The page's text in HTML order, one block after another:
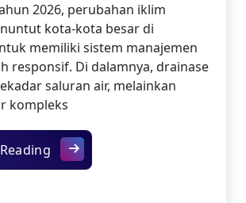
2026, perubahan iklim
kota-kota besar di
memiliki sistem manajemen
responsif. Di dalamnya, drainase
saluran air, melainkan
kompleks
Kota Tangguh Bencana: